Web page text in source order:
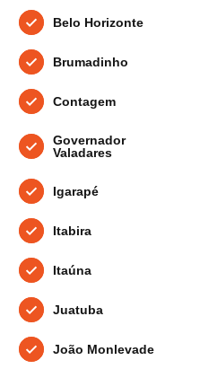
Belo Horizonte
Brumadinho
Contagem
Governador
Valadares
Igarapé
Itabira
Itaúna
Juatuba
João Monlevade